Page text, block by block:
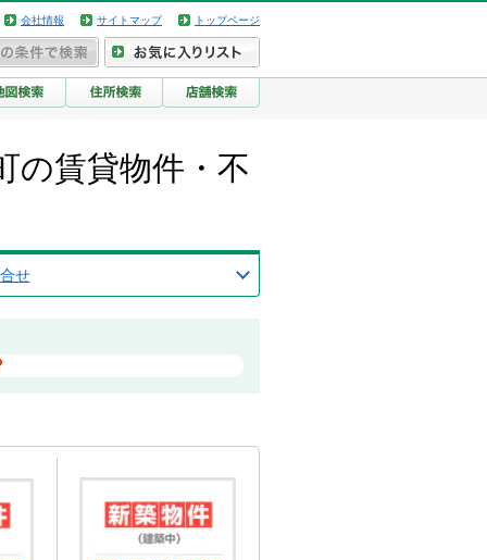
会社情報 サイトマップ トップページ
の賃貸物件・不
せ